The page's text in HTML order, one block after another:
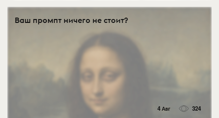
Ваш промпт ничего не стоит?
4 Авг 324